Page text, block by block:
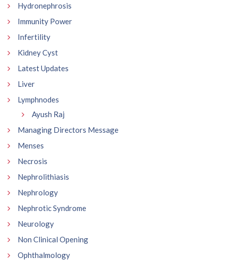
Hydronephrosis
Immunity Power
Infertility
Kidney Cyst
Latest Updates
Liver
Lymphnodes
Ayush Raj
Managing Directors Message
Menses
Necrosis
Nephrolithiasis
Nephrology
Nephrotic Syndrome
Neurology
Non Clinical Opening
Ophthalmology